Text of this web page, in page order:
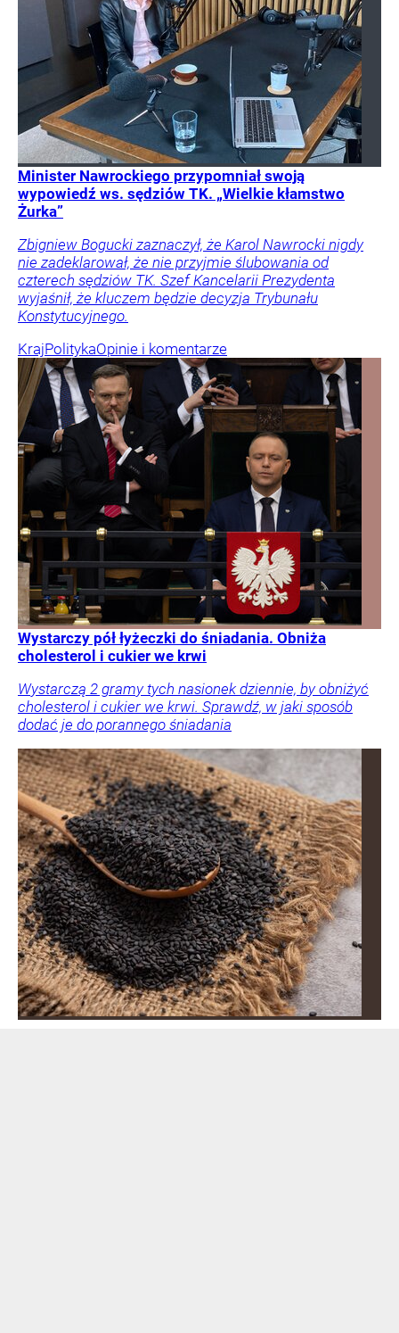
Minister Nawrockiego przypomniał swoją
wypowiedź ws. sędziów TK. „Wielkie kłamstwo
Żurka”
Zbigniew Bogucki zaznaczył, że Karol Nawrocki nigdy
nie zadeklarował, że nie przyjmie ślubowania od
czterech sędziów TK. Szef Kancelarii Prezydenta
wyjaśnił, że kluczem będzie decyzja Trybunału
Konstytucyjnego.
KrajPolitykaOpinie i komentarze
Wystarczy pół łyżeczki do śniadania. Obniża
cholesterol i cukier we krwi
Wystarczą 2 gramy tych nasionek dziennie, by obniżyć
cholesterol i cukier we krwi. Sprawdź, w jaki sposób
dodać je do porannego śniadania